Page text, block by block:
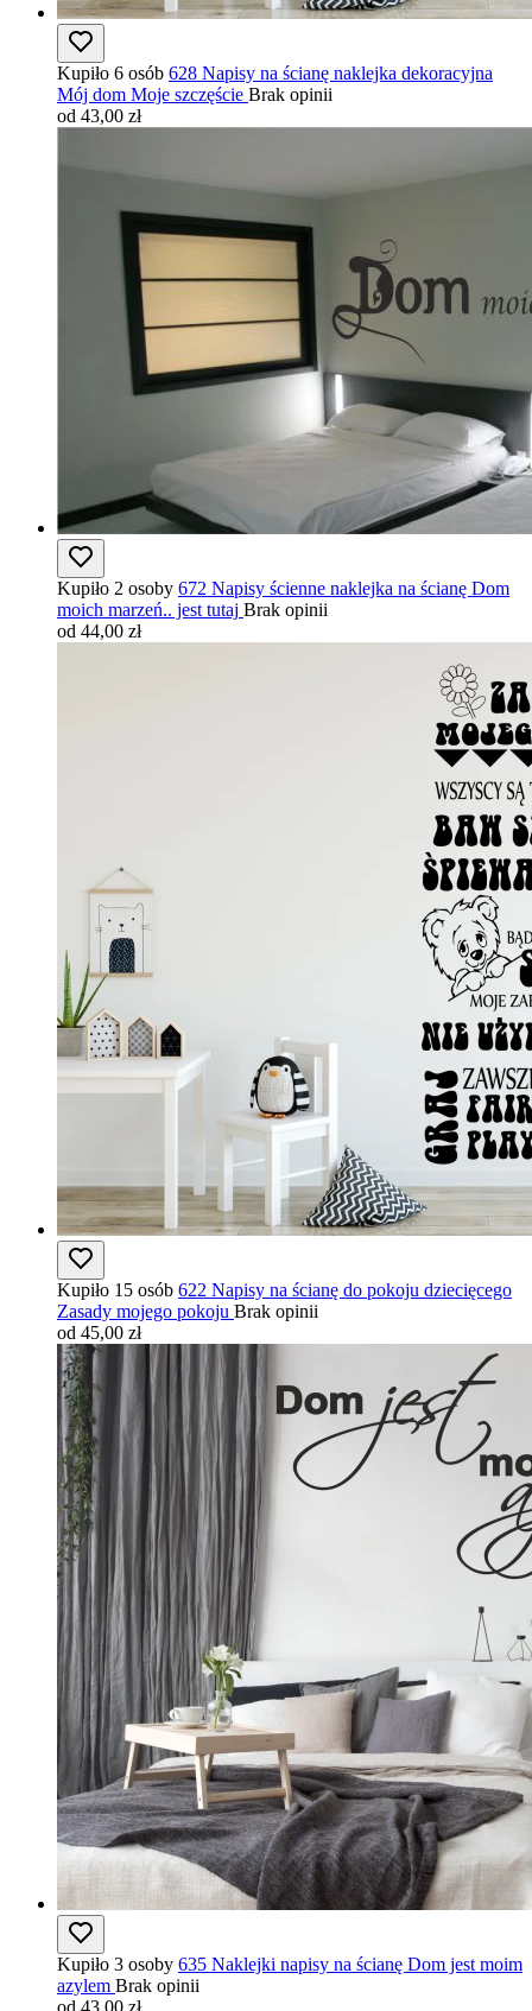
Kupiło 6 osób 628 Napisy na ścianę naklejka dekoracyjna
Mój dom Moje szczęście Brak opinii
od 43,00 zł
Kupiło 2 osoby 672 Napisy ścienne naklejka na ścianę Dom
moich marzeń.. jest tutaj Brak opinii
od 44,00 zł
Kupiło 15 osób 622 Napisy na ścianę do pokoju dziecięcego
Zasady mojego pokoju Brak opinii
od 45,00 zł
Kupiło 3 osoby 635 Naklejki napisy na ścianę Dom jest moim
azylem Brak opinii
od 43,00 zł